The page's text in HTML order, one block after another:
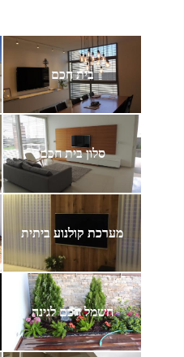
בית חכם
סלון בית חכם
מערכת קולנוע ביתית
חשמל חכם לגינה